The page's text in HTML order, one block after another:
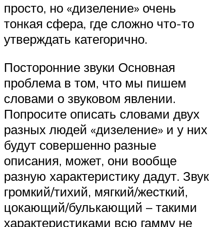
просто, но «дизеление» очень
тонкая сфера, где сложно что-то
утверждать категорично.
Посторонние звуки Основная
проблема в том, что мы пишем
словами о звуковом явлении.
Попросите описать словами двух
разных людей «дизеление» и у них
будут совершенно разные
описания, может, они вообще
разную характеристику дадут. Звук
громкий/тихий, мягкий/жесткий,
цокающий/булькающий – такими
характеристиками всю гамму не